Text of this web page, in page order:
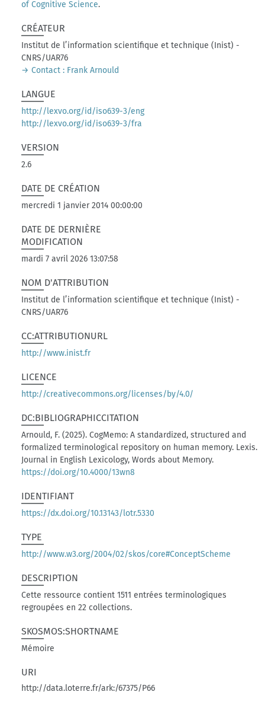
of Cognitive Science.
CRÉATEUR
Institut de l’information scientifique et technique (Inist) -
CNRS/UAR76
→ Contact : Frank Arnould
LANGUE
http://lexvo.org/id/iso639-3/eng
http://lexvo.org/id/iso639-3/fra
VERSION
2.6
DATE DE CRÉATION
mercredi 1 janvier 2014 00:00:00
DATE DE DERNIÈRE
MODIFICATION
mardi 7 avril 2026 13:07:58
NOM D'ATTRIBUTION
Institut de l’information scientifique et technique (Inist) -
CNRS/UAR76
CC:ATTRIBUTIONURL
http://www.inist.fr
LICENCE
http://creativecommons.org/licenses/by/4.0/
DC:BIBLIOGRAPHICCITATION
Arnould, F. (2025). CogMemo: A standardized, structured and
formalized terminological repository on human memory. Lexis.
Journal in English Lexicology, Words about Memory.
https://doi.org/10.4000/13wn8
IDENTIFIANT
https://dx.doi.org/10.13143/lotr.5330
TYPE
http://www.w3.org/2004/02/skos/core#ConceptScheme
DESCRIPTION
Cette ressource contient 1511 entrées terminologiques
regroupées en 22 collections.
SKOSMOS:SHORTNAME
Mémoire
URI
http://data.loterre.fr/ark:/67375/P66